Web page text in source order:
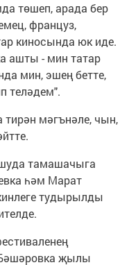
төшеп, арада бер
француз,
киносында юк иде.
ашты - мин татар
мин, эшең бетте,
теләдем".
мәгънәле, чын,
тамашачыга
һәм Марат
тудырылды
җылы